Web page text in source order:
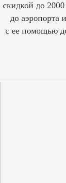
скидкой до
до аэропорта
с ее помощью